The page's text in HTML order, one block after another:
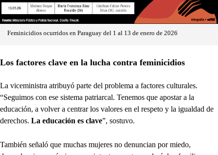
Feminicidios ocurridos en Paraguay del 1 al 13 de enero de 2026
Los factores clave en la lucha contra feminicidios
La viceministra atribuyó parte del problema a factores culturales.
“Seguimos con ese sistema patriarcal. Tenemos que apostar a la
educación, a volver a centrar los valores en el respeto y la igualdad de
derechos. La educación es clave”, sostuvo.
También señaló que muchas mujeres no denuncian por miedo,